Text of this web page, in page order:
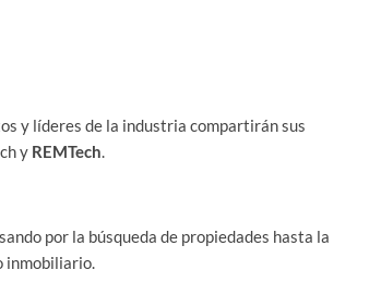
y líderes de la industria compartirán sus
y REMTech.
por la búsqueda de propiedades hasta la
inmobiliario​.